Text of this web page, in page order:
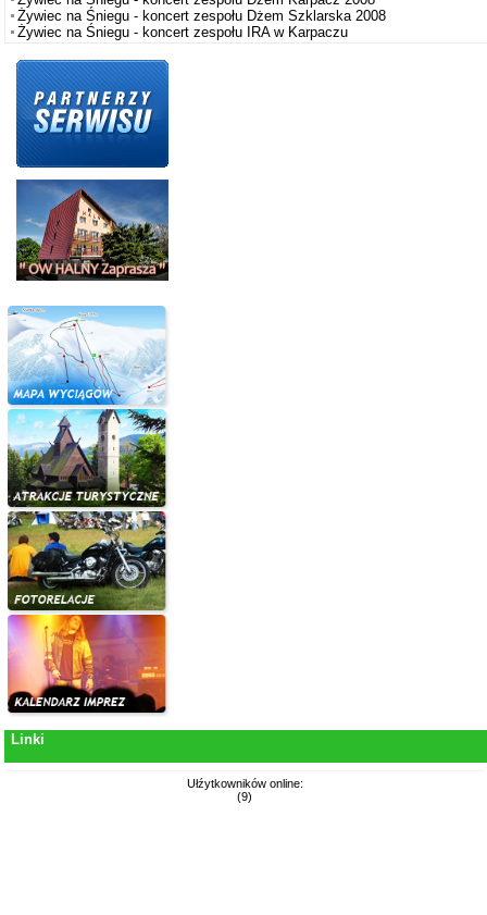
Żywiec na Śniegu - koncert zespołu Dżem Szklarska 2008
Żywiec na Śniegu - koncert zespołu IRA w Karpaczu
Linki
Ułźytkowników online:
(9)